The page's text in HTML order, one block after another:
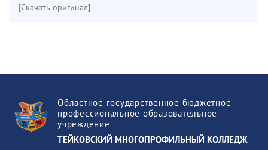
[Скачать оригинал]
Областное государственное бюджетное
профессиональное образовательное
учреждение
ТЕЙКОВСКИЙ МНОГОПРОФИЛЬНЫЙ КОЛЛЕДЖ